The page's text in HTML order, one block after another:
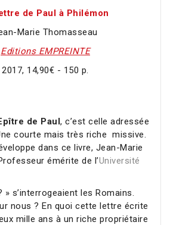
de Paul à Philémon
Marie Thomasseau
Editions EMPREINTE
2017, 14,90€ - 150 p.
de Paul, c’est celle adressée
courte mais très riche missive.
dans ce livre, Jean-Marie
émérite de l’Université
» s’interrogeaient les Romains.
nous ? En quoi cette lettre écrite
mille ans à un riche propriétaire